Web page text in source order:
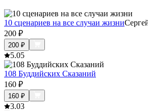
10 сценариев на все случаи жизни
200 ₽
200 ₽
5.05
108 Буддийских Сказаний
160 ₽
160 ₽
3.03